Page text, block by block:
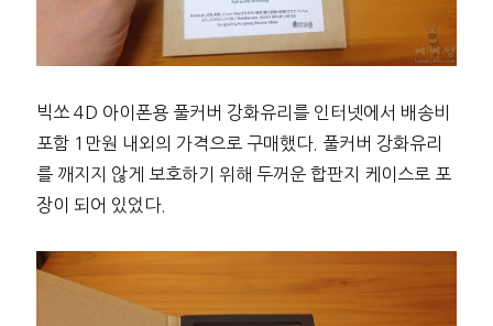
빅쏘 4D 아이폰용 풀커버 강화유리를 인터넷에서 배송비
포함 1만원 내외의 가격으로 구매했다. 풀커버 강화유리
를 깨지지 않게 보호하기 위해 두꺼운 합판지 케이스로 포
장이 되어 있었다.